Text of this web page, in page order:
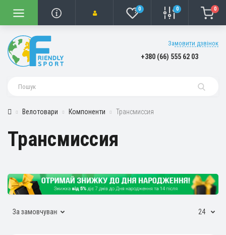
0 0 0
Замовити дзвінок
+380 (66) 555 62 03
Велотовари Компоненти Трансмиссия
Трансмиссия